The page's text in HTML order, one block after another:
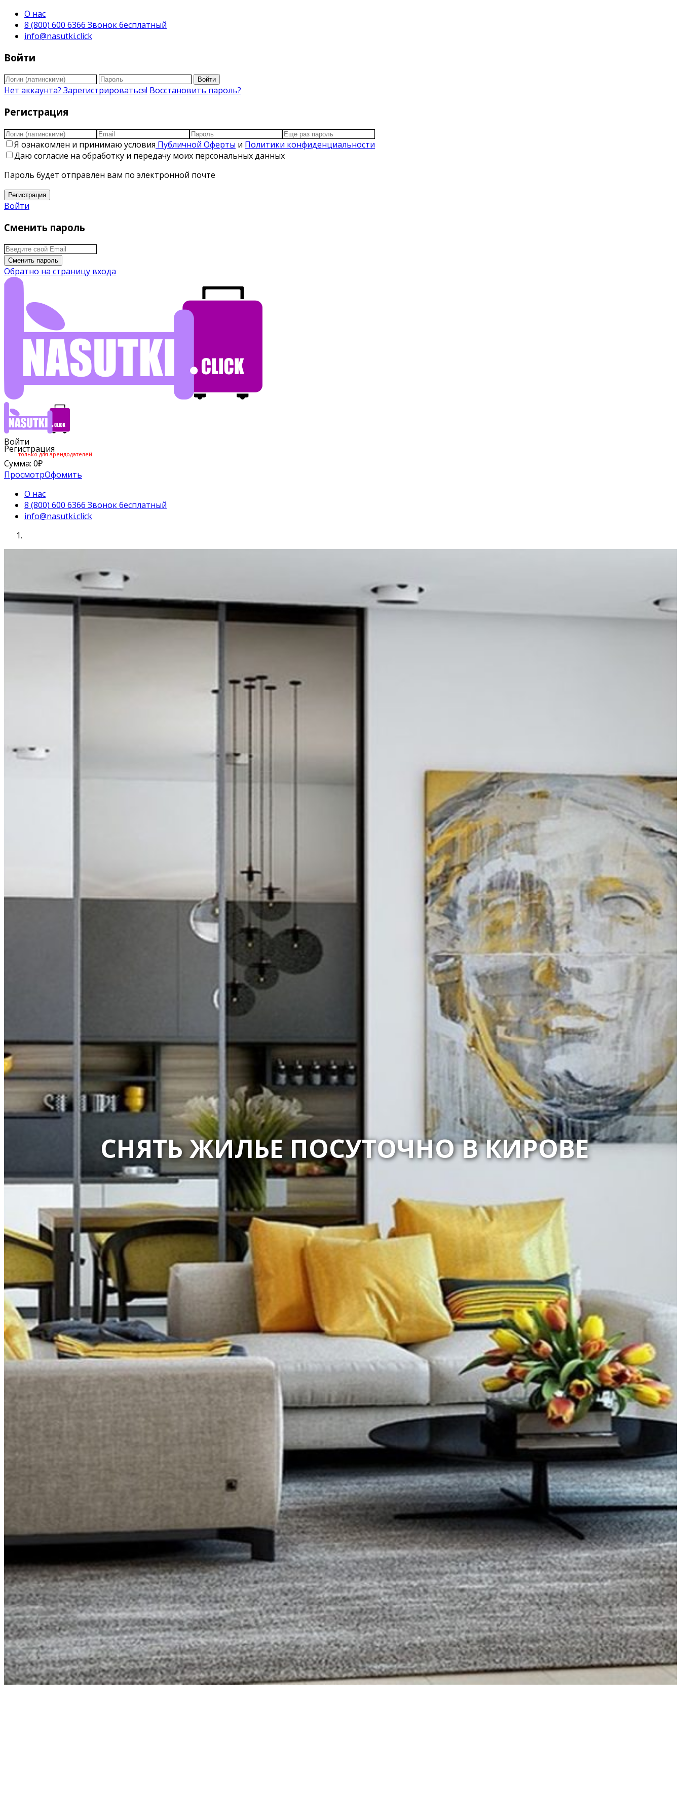
О нас
8 (800) 600 6366 Звонок бесплатный
info@nasutki.click
Войти
Войти
Нет аккаунта? Зарегистрироваться! Восстановить пароль?
Регистрация
Я ознакомлен и принимаю условия Публичной Оферты и Политики конфиденциальности
Даю согласие на обработку и передачу моих персональных данных
Пароль будет отправлен вам по электронной почте
Регистрация
Войти
Сменить пароль
Сменить пароль
Обратно на страницу входа
Войти
Регистрация
только для арендодателей
Сумма: 0₽
ПросмотрОфомить
О нас
8 (800) 600 6366 Звонок бесплатный
info@nasutki.click
СНЯТЬ ЖИЛЬЕ ПОСУТОЧНО В КИРОВЕ